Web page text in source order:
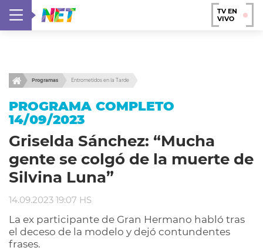
TV EN
VIVO
Programas Entrometidos en la Tarde
PROGRAMA COMPLETO
14/09/2023
Griselda Sánchez: “Mucha
gente se colgó de la muerte de
Silvina Luna”
14.09.2023 19:07 HS
La ex participante de Gran Hermano habló tras
el deceso de la modelo y dejó contundentes
frases.